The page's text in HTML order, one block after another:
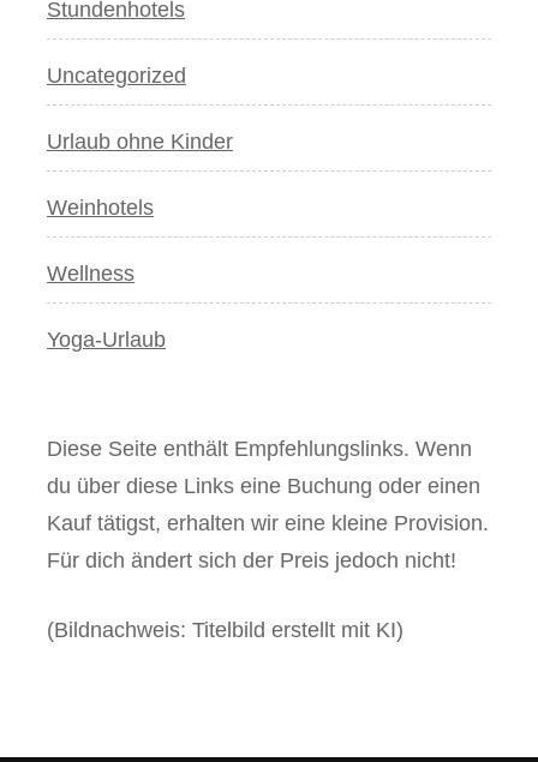
Stundenhotels
Uncategorized
Urlaub ohne Kinder
Weinhotels
Wellness
Yoga-Urlaub
Diese Seite enthält Empfehlungslinks. Wenn
du über diese Links eine Buchung oder einen
Kauf tätigst, erhalten wir eine kleine Provision.
Für dich ändert sich der Preis jedoch nicht!
(Bildnachweis: Titelbild erstellt mit KI)